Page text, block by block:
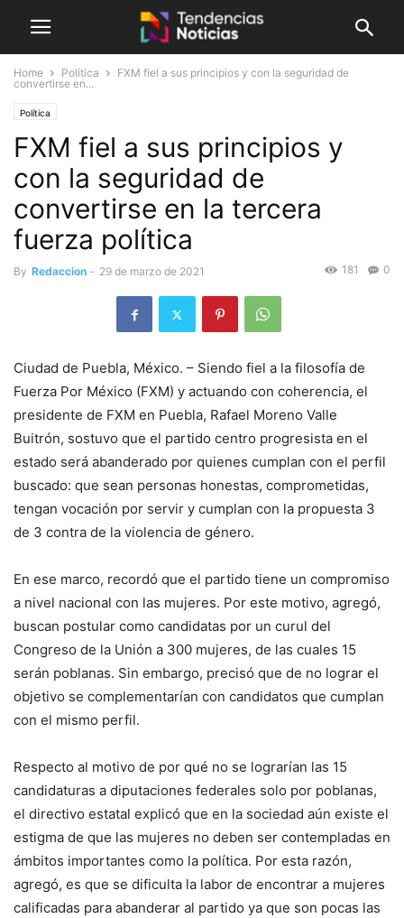
Home Política
FXM fiel a sus principios y con la seguridad de
convertirse en...
Política
FXM fiel a sus principios y
con la seguridad de
convertirse en la tercera
fuerza política
By Redaccion - 29 de marzo de 2021 0
181
Ciudad de Puebla, México. – Siendo fiel a la filosofía de
Fuerza Por México (FXM) y actuando con coherencia, el
presidente de FXM en Puebla, Rafael Moreno Valle
Buitrón, sostuvo que el partido centro progresista en el
estado será abanderado por quienes cumplan con el perfil
buscado: que sean personas honestas, comprometidas,
tengan vocación por servir y cumplan con la propuesta 3
de 3 contra de la violencia de género.
En ese marco, recordó que el partido tiene un compromiso
a nivel nacional con las mujeres. Por este motivo, agregó,
buscan postular como candidatas por un curul del
Congreso de la Unión a 300 mujeres, de las cuales 15
serán poblanas. Sin embargo, precisó que de no lograr el
objetivo se complementarían con candidatos que cumplan
con el mismo perfil.
Respecto al motivo de por qué no se lograrían las 15
candidaturas a diputaciones federales solo por poblanas,
el directivo estatal explicó que en la sociedad aún existe el
estigma de que las mujeres no deben ser contempladas en
ámbitos importantes como la política. Por esta razón,
agregó, es que se dificulta la labor de encontrar a mujeres
calificadas para abanderar al partido ya que son pocas las